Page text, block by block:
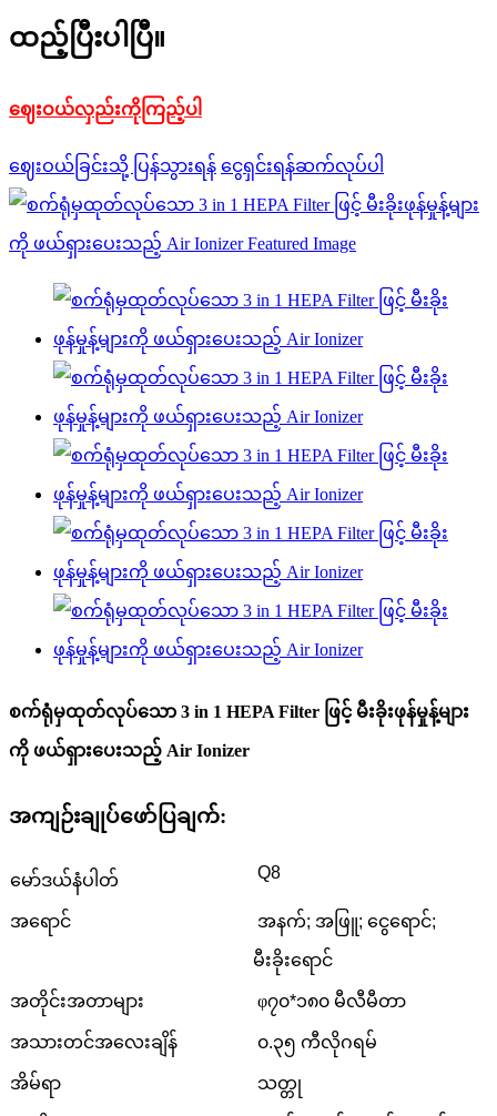
ထည့်ပြီးပါပြီ။
ဈေးဝယ်လှည်းကိုကြည့်ပါ
ဈေးဝယ်ခြင်းသို့ ပြန်သွားရန် ငွေရှင်းရန်ဆက်လုပ်ပါ
စက်ရုံမှထုတ်လုပ်သော 3 in 1 HEPA Filter ဖြင့် မီးခိုးဖုန်မှုန့်များ
ကို ဖယ်ရှားပေးသည့် Air Ionizer
အကျဉ်းချုပ်ဖော်ပြချက်:
မော်ဒယ်နံပါတ် Q8
အရောင် အနက်; အဖြူ; ငွေရောင်;
မီးခိုးရောင်
အတိုင်းအတာများ φ၇၀*၁၈၀ မီလီမီတာ
အသားတင်အလေးချိန် ၀.၃၅ ကီလိုဂရမ်
အိမ်ရာ သတ္တု